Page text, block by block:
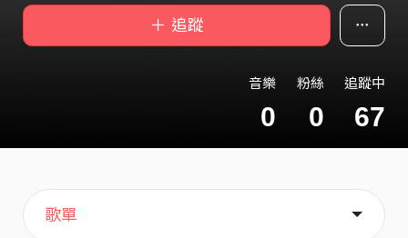
＋ 追蹤
音樂
0
粉絲
0
追蹤中
67
主頁
歌單
喜歡
關於